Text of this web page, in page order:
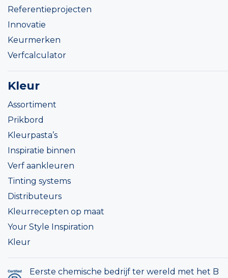
Referentieprojecten
Innovatie
Keurmerken
Verfcalculator
Kleur
Assortiment
Prikbord
Kleurpasta’s
Inspiratie binnen
Verf aankleuren
Tinting systems
Distributeurs
Kleurrecepten op maat
Your Style Inspiration
Kleur
Eerste chemische bedrijf ter wereld met het B